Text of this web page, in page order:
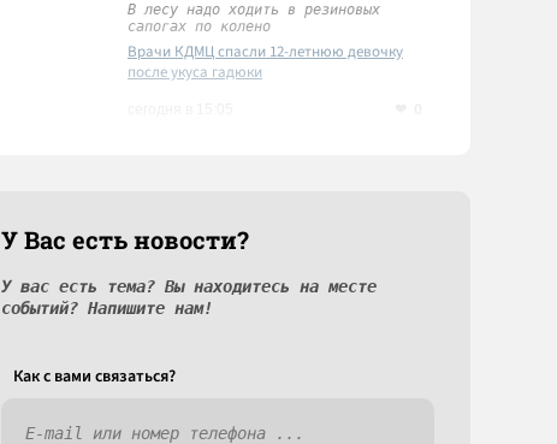
В лесу надо ходить в резиновых
сапогах по колено
Врачи КДМЦ спасли 12-летнюю девочку
после укуса гадюки
У Вас есть новости?
У вас есть тема? Вы находитесь на месте
событий? Напишите нам!
Как c вами связаться?